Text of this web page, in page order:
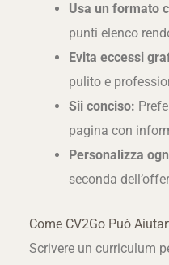
Usa un formato
punti elenco
Evita eccessi
pulito e
Sii conciso:
pagina con
Personalizza
seconda
Come CV2Go Può
Scrivere un curriculum